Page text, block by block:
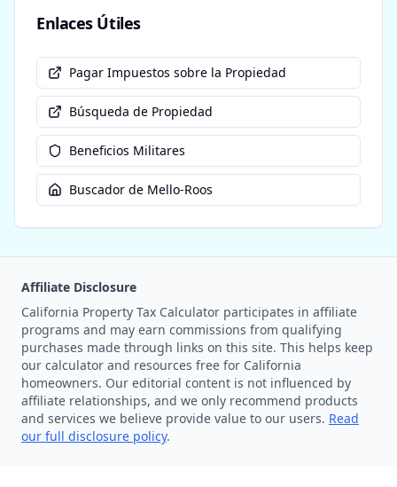
Enlaces Útiles
Pagar Impuestos sobre la Propiedad
Búsqueda de Propiedad
Beneficios Militares
Buscador de Mello-Roos
Affiliate Disclosure
California Property Tax Calculator participates in affiliate
programs and may earn commissions from qualifying
purchases made through links on this site. This helps keep
our calculator and resources free for California
homeowners. Our editorial content is not influenced by
affiliate relationships, and we only recommend products
and services we believe provide value to our users. Read
our full disclosure policy.